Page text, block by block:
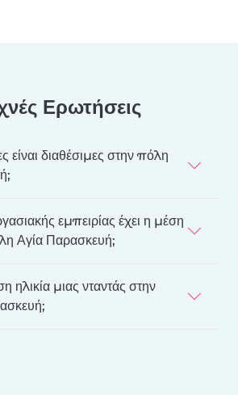
Ερωτήσεις
είναι διαθέσιμες στην πόλη
εμπειρίας έχει η μέση
Αγία Παρασκευή;
ηλικία μιας νταντάς στην